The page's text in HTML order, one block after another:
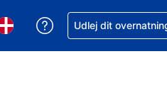
Din nuværende valuta er
Vælg sprog. Dit nuværende
Få hjælp til en
Udlej dit